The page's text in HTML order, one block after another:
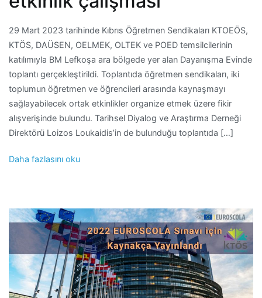
29 Mart 2023 tarihinde Kıbrıs Öğretmen Sendikaları KTOEÖS,
KTÖS, DAÜSEN, OELMEK, OLTEK ve POED temsilcilerinin
katılımıyla BM Lefkoşa ara bölgede yer alan Dayanışma Evinde
toplantı gerçekleştirildi. Toplantıda öğretmen sendikaları, iki
toplumun öğretmen ve öğrencileri arasında kaynaşmayı
sağlayabilecek ortak etkinlikler organize etmek üzere fikir
alışverişinde bulundu. Tarihsel Diyalog ve Araştırma Derneği
Direktörü Loizos Loukaidis’in de bulunduğu toplantıda […]
Daha fazlasını oku